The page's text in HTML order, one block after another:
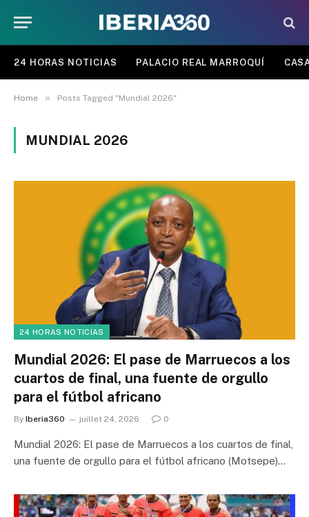
24 HORAS NOTICIAS PALACIO REAL MARROQUÍ
Home » Posts Tagged "Mundial 2026"
MUNDIAL 2026
24 HORAS NOTICIAS
Mundial 2026: El pase de Marruecos a los
cuartos de final, una fuente de orgullo
para el fútbol africano
By Iberia360 juillet 24, 2026 0
Mundial 2026: El pase de Marruecos a los cuartos de final,
una fuente de orgullo para el fútbol africano (Motsepe)…